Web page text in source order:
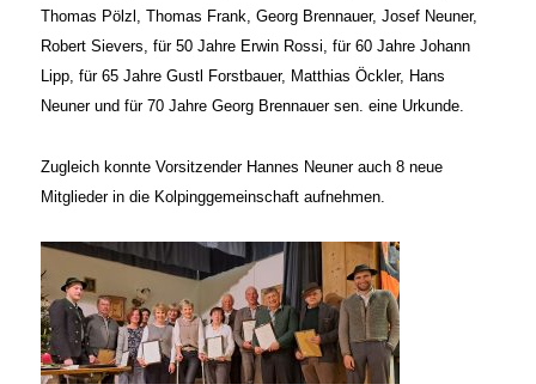
Thomas Pölzl, Thomas Frank, Georg Brennauer, Josef Neuner,
Robert Sievers, für 50 Jahre Erwin Rossi, für 60 Jahre Johann
Lipp, für 65 Jahre Gustl Forstbauer, Matthias Öckler, Hans
Neuner und für 70 Jahre Georg Brennauer sen. eine Urkunde.
Zugleich konnte Vorsitzender Hannes Neuner auch 8 neue
Mitglieder in die Kolpinggemeinschaft aufnehmen.